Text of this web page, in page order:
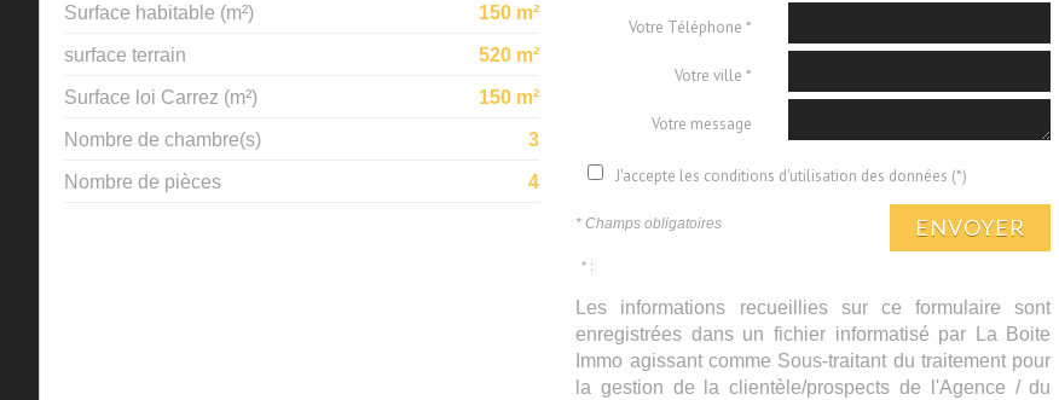
Surface habitable (m²)
150 m²
surface terrain
520 m²
Surface loi Carrez (m²)
150 m²
Nombre de chambre(s)
3
Nombre de pièces
4
Votre Téléphone *
Votre ville *
Votre message
J'accepte les conditions d'utilisation des données (*)
* Champs obligatoires ENVOYER
* :
Les informations recueillies sur ce formulaire sont
enregistrées dans un fichier informatisé par La Boite
Immo agissant comme Sous-traitant du traitement pour
la gestion de la clientèle/prospects de l'Agence / du